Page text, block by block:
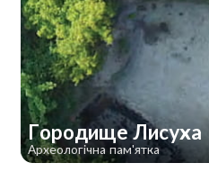
Городище Лисуха
Археологічна пам'ятка